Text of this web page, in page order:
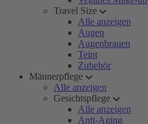
Travel Size
Alle anzeigen
Augen
Augenbrauen
Teint
Zubehör
Männerpflege
Alle anzeigen
Gesichtspflege
Alle anzeigen
Anti-Aging